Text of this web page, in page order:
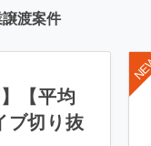
渡案件
【平均
ブ切り抜